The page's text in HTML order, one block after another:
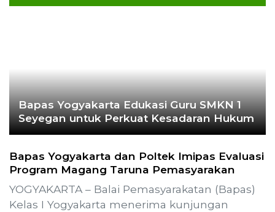
Bapas Yogyakarta Edukasi Guru SMKN 1
Seyegan untuk Perkuat Kesadaran Hukum
Bapas Yogyakarta dan Poltek Imipas Evaluasi
Program Magang Taruna Pemasyarakan
YOGYAKARTA – Balai Pemasyarakatan (Bapas)
Kelas I Yogyakarta menerima kunjungan